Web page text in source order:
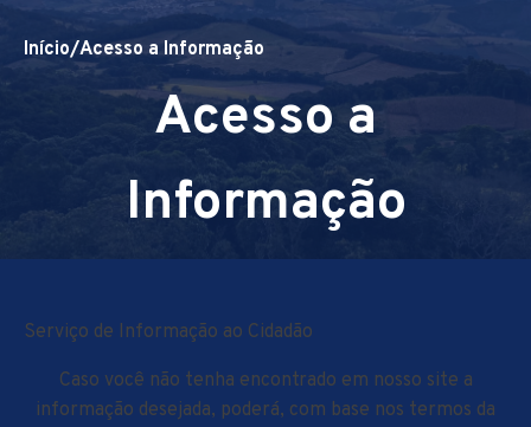
Início/Acesso a Informação
Acesso a
Informação
Serviço de Informação ao Cidadão
Caso você não tenha encontrado em nosso site a
informação desejada, poderá, com base nos termos da